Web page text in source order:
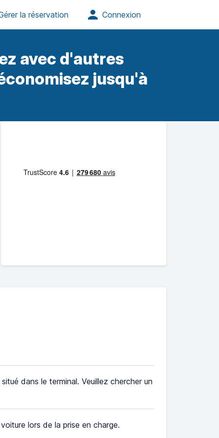
avec d'autres
jusqu'à
dans le terminal. Veuillez chercher un
lors de la prise en charge.